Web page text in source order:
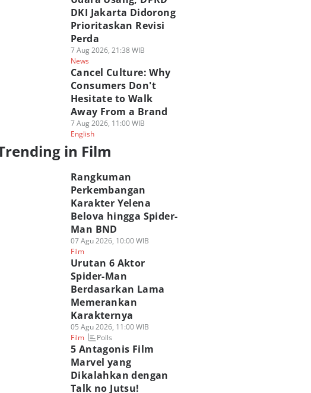
DKI Jakarta Didorong
Prioritaskan Revisi
Perda
7 Aug 2026, 21:38 WIB
News
Cancel Culture: Why
Consumers Don't
Hesitate to Walk
Away From a Brand
7 Aug 2026, 11:00 WIB
English
in Film
Rangkuman
Perkembangan
Karakter Yelena
Belova hingga Spider-
Man BND
07 Agu 2026, 10:00 WIB
Film
Urutan 6 Aktor
Spider-Man
Berdasarkan Lama
Memerankan
Karakternya
05 Agu 2026, 11:00 WIB
Film
Polls
5 Antagonis Film
Marvel yang
Dikalahkan dengan
Talk no Jutsu!